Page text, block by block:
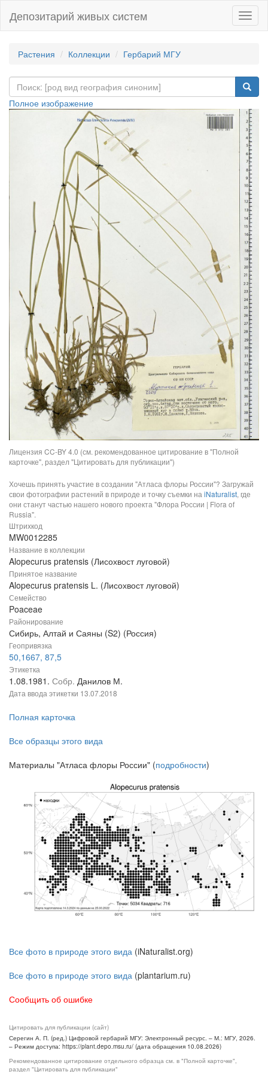
Депозитарий живых систем
Растения Коллекции Гербарий МГУ
Полное изображение
Лицензия CC-BY 4.0 (см. рекомендованное цитирование в "Полной
карточке", раздел "Цитировать для публикации")
Хочешь принять участие в создании "Атласа флоры России"? Загружай
свои фотографии растений в природе и точку съемки наiNaturalist, где
они станут частью нашего нового проекта "Флора России | Flora of
Russia".
Штрихкод
MW0012285
Название в коллекции
Alopecurus pratensis (Лисохвост луговой)
Принятое название
Alopecurus pratensis L. (Лисохвост луговой)
Семейство
Poaceae
Районирование
Сибирь, Алтай и Саяны (S2) (Россия)
Геопривязка
50,1667, 87,5
Этикетка
1.08.1981. Собр. Данилов М.
Дата ввода этикетки 13.07.2018
Полная карточка
Все образцы этого вида
Материалы "Атласа флоры России" (подробности)
Все фото в природе этого вида (iNaturalist.org)
Все фото в природе этого вида (plantarium.ru)
Сообщить об ошибке
Цитировать для публикации (сайт)
Серегин А. П. (ред.) Цифровой гербарий МГУ: Электронный ресурс. – М.: МГУ, 2026.
– Режим доступа: https://plant.depo.msu.ru/ (дата обращения 10.08.2026)
Рекомендованное цитирование отдельного образца см. в "Полной карточке",
раздел "Цитировать для публикации"